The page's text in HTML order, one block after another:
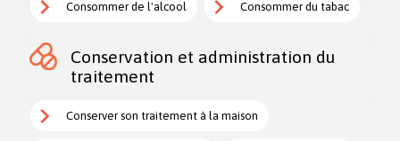
Consommer de l'alcool Consommer du tabac
Conservation et administration du
traitement
Conserver son traitement à la maison